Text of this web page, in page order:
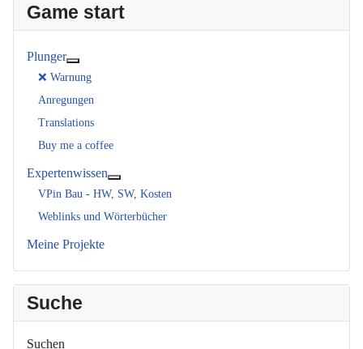
Game start
Plunger
❌ Warnung
Anregungen
Translations
Buy me a coffee
Expertenwissen
VPin Bau - HW, SW, Kosten
Weblinks und Wörterbücher
Meine Projekte
Suche
Suchen